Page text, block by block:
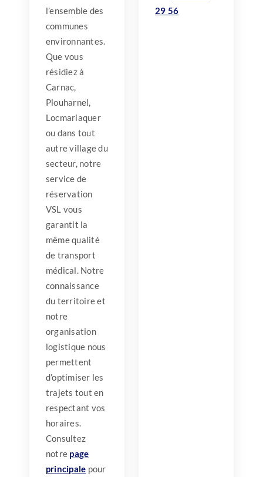
l’ensemble des
communes
environnantes.
Que vous
résidiez à
Carnac,
Plouharnel,
Locmariaquer
ou dans tout
autre village du
secteur, notre
service de
réservation
VSL vous
garantit la
même qualité
de transport
médical. Notre
connaissance
du territoire et
notre
organisation
logistique nous
permettent
d’optimiser les
trajets tout en
respectant vos
horaires.
Consultez
notre page
principale pour
29 56